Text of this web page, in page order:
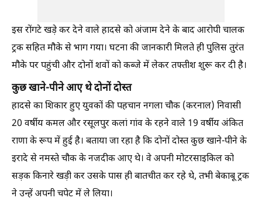
इस रोंगटे खड़े कर देने वाले हादसे को अंजाम देने के बाद आरोपी चालक
ट्रक सहित मौके से भाग गया। घटना की जानकारी मिलते ही पुलिस तुरंत
मौके पर पहुंची और दोनों शवों को कब्जे में लेकर तफ्तीश शुरू कर दी है।
कुछ खाने-पीने आए थे दोनों दोस्त
हादसे का शिकार हुए युवकों की पहचान नगला चौक (करनाल) निवासी
20 वर्षीय कमल और रसूलपुर कलां गांव के रहने वाले 19 वर्षीय अंकित
राणा के रूप में हुई है। बताया जा रहा है कि दोनों दोस्त कुछ खाने-पीने के
इरादे से नमस्ते चौक के नजदीक आए थे। वे अपनी मोटरसाइकिल को
सड़क किनारे खड़ी कर उसके पास ही बातचीत कर रहे थे, तभी बेकाबू ट्रक
ने उन्हें अपनी चपेट में ले लिया।